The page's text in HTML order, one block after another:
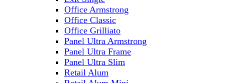
Office Armstrong
Office Classic
Office Grilliato
Panel Ultra Armstrong
Panel Ultra Frame
Panel Ultra Slim
Retail Alum